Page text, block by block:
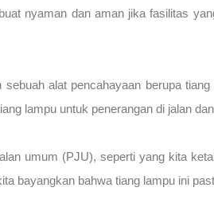
nyaman dan aman jika fasilitas
alat pencahayaan berupa
lampu untuk penerangan di jalan
umum (PJU), seperti yang kita
bayangkan bahwa tiang lampu ini